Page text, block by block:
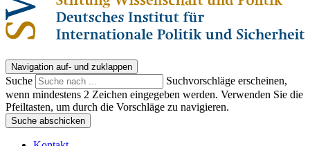
Navigation auf- und zuklappen
Suche
Suchvorschläge erscheinen,
wenn mindestens 2 Zeichen eingegeben werden. Verwenden Sie die
Pfeiltasten, um durch die Vorschläge zu navigieren.
Suche abschicken